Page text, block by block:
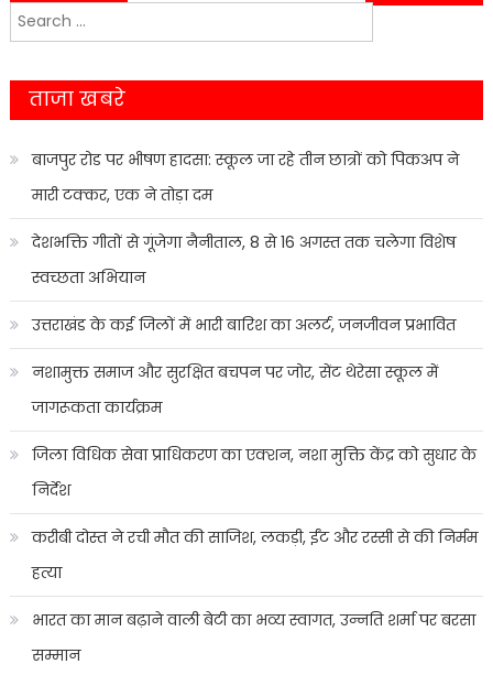
navigation
Search
for:
ताजा खबरे
बाजपुर रोड पर भीषण हादसा: स्कूल जा रहे तीन छात्रों को पिकअप ने
मारी टक्कर, एक ने तोड़ा दम
देशभक्ति गीतों से गूंजेगा नैनीताल, 8 से 16 अगस्त तक चलेगा विशेष
स्वच्छता अभियान
उत्तराखंड के कई जिलों में भारी बारिश का अलर्ट, जनजीवन प्रभावित
नशामुक्त समाज और सुरक्षित बचपन पर जोर, सेंट थेरेसा स्कूल में
जागरूकता कार्यक्रम
जिला विधिक सेवा प्राधिकरण का एक्शन, नशा मुक्ति केंद्र को सुधार के
निर्देश
करीबी दोस्त ने रची मौत की साजिश, लकड़ी, ईंट और रस्सी से की निर्मम
हत्या
भारत का मान बढ़ाने वाली बेटी का भव्य स्वागत, उन्नति शर्मा पर बरसा
सम्मान